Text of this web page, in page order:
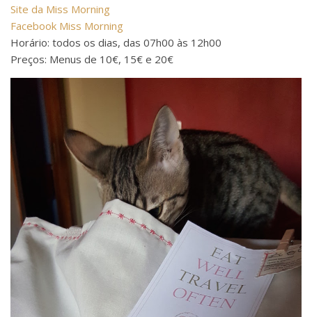
Site da Miss Morning
Facebook Miss Morning
Horário: todos os dias, das 07h00 às 12h00
Preços: Menus de 10€, 15€ e 20€